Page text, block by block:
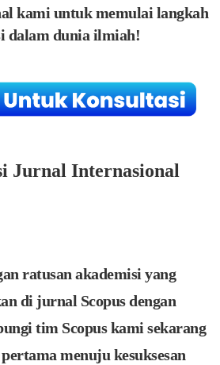
kami untuk memulai langkah
dalam dunia ilmiah!
Jurnal Internasional
ratusan akademisi yang
di jurnal Scopus dengan
tim Scopus kami sekarang
menuju kesuksesan